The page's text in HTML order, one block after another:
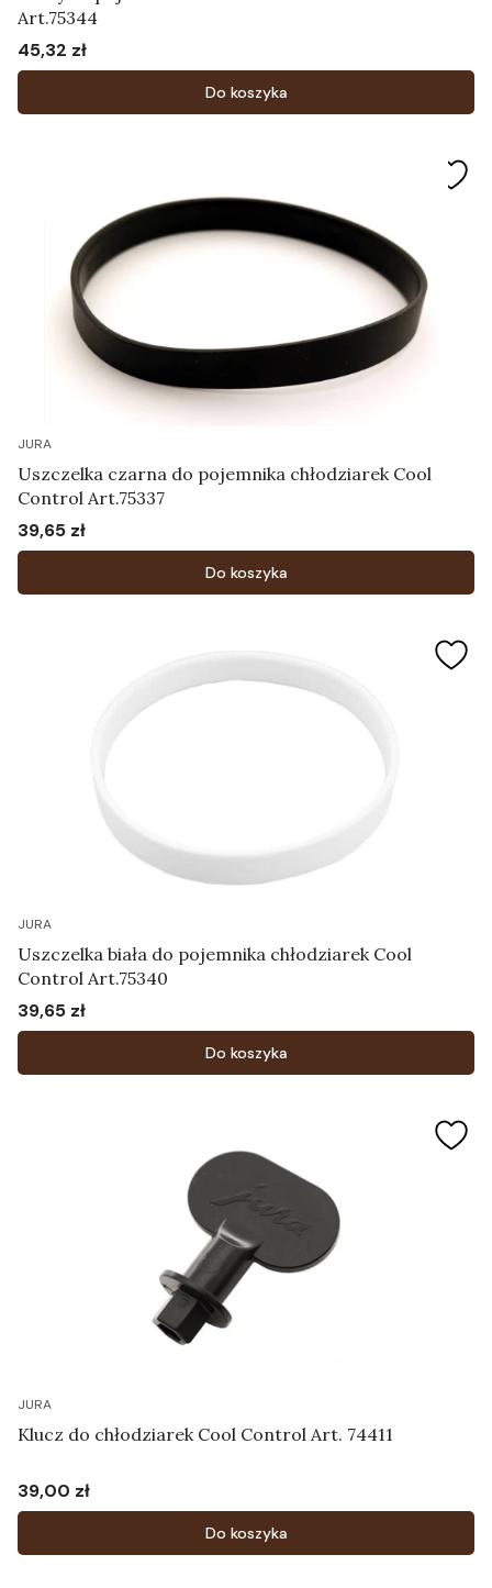
Art.75344
Cena
45,32 zł
Do koszyka
JURA
Uszczelka czarna do pojemnika chłodziarek Cool
Control Art.75337
Cena
39,65 zł
Do koszyka
JURA
Uszczelka biała do pojemnika chłodziarek Cool
Control Art.75340
Cena
39,65 zł
Do koszyka
JURA
Klucz do chłodziarek Cool Control Art. 74411
Cena
39,00 zł
Do koszyka